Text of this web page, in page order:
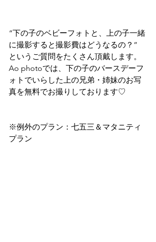
“下の子のベビーフォトと、上の子一緒
に撮影すると撮影費はどうなるの？”
というご質問をたくさん頂戴します。
Ao photoでは、下の子のバースデーフ
ォトでいらした上の兄弟・姉妹のお写
真を無料でお撮りしております♡
※例外のプラン：七五三＆マタニティ
プラン